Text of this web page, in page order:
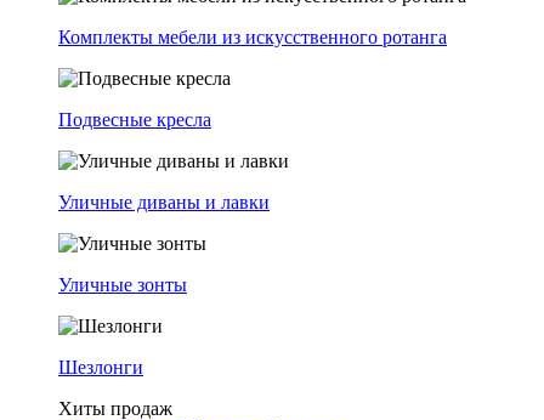
Комплекты мебели из искусственного ротанга
Подвесные кресла
Уличные диваны и лавки
Уличные зонты
Шезлонги
Хиты продаж